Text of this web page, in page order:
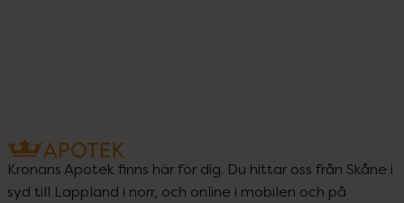
Kronans Apotek finns här för dig. Du hittar oss från Skåne i
syd till Lappland i norr, och online i mobilen och på